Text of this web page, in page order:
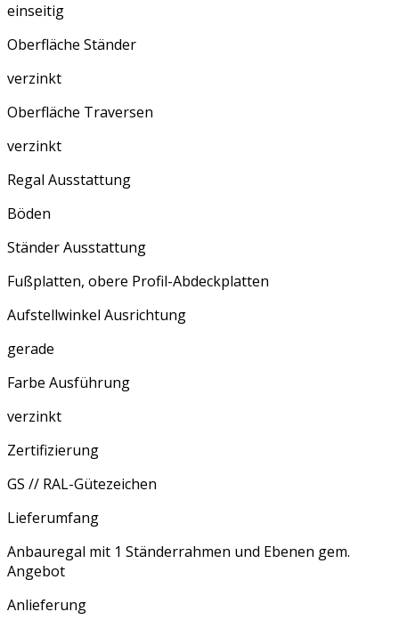
einseitig
Oberfläche Ständer
verzinkt
Oberfläche Traversen
verzinkt
Regal Ausstattung
Böden
Ständer Ausstattung
Fußplatten, obere Profil-Abdeckplatten
Aufstellwinkel Ausrichtung
gerade
Farbe Ausführung
verzinkt
Zertifizierung
GS // RAL-Gütezeichen
Lieferumfang
Anbauregal mit 1 Ständerrahmen und Ebenen gem.
Angebot
Anlieferung